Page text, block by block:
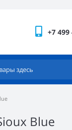
+7
Blue